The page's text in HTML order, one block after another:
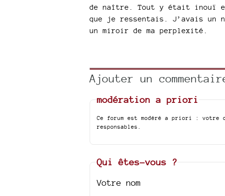
de naître. Tout y était inouï
que je ressentais. J’avais un
un miroir de ma perplexité.
Ajouter un
modération a priori
Ce forum est modéré a priori : votre
responsables.
Qui êtes-vous ?
Votre nom